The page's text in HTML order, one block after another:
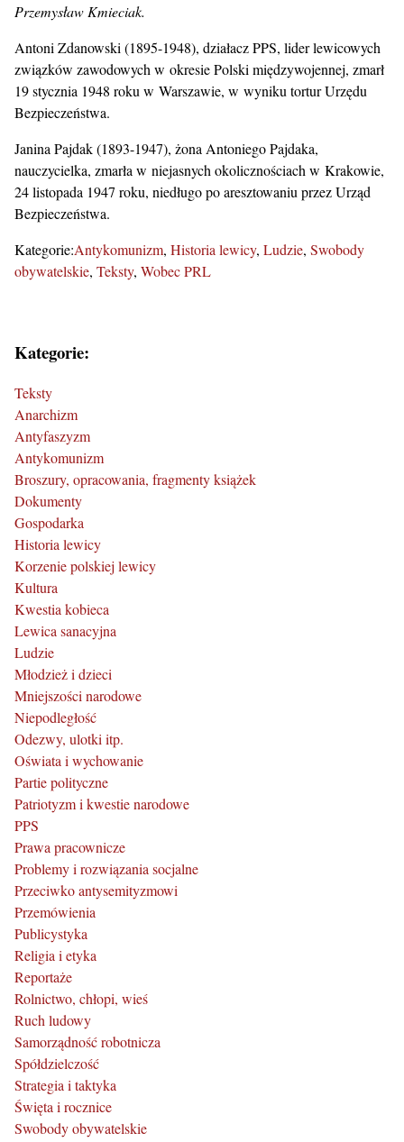
Przemysław Kmieciak.
Antoni Zdanowski (1895-1948), działacz PPS, lider lewicowych
związków zawodowych w okresie Polski międzywojennej, zmarł
19 stycznia 1948 roku w Warszawie, w wyniku tortur Urzędu
Bezpieczeństwa.
Janina Pajdak (1893-1947), żona Antoniego Pajdaka,
nauczycielka, zmarła w niejasnych okolicznościach w Krakowie,
24 listopada 1947 roku, niedługo po aresztowaniu przez Urząd
Bezpieczeństwa.
Kategorie:Antykomunizm Historia lewicy Ludzie Swobody
obywatelskie Teksty Wobec PRL
Kategorie:
Teksty
Anarchizm
Antyfaszyzm
Antykomunizm
Broszury, opracowania, fragmenty książek
Dokumenty
Gospodarka
Historia lewicy
Korzenie polskiej lewicy
Kultura
Kwestia kobieca
Lewica sanacyjna
Ludzie
Młodzież i dzieci
Mniejszości narodowe
Niepodległość
Odezwy, ulotki itp.
Oświata i wychowanie
Partie polityczne
Patriotyzm i kwestie narodowe
PPS
Prawa pracownicze
Problemy i rozwiązania socjalne
Przeciwko antysemityzmowi
Przemówienia
Publicystyka
Religia i etyka
Reportaże
Rolnictwo, chłopi, wieś
Ruch ludowy
Samorządność robotnicza
Spółdzielczość
Strategia i taktyka
Święta i rocznice
Swobody obywatelskie